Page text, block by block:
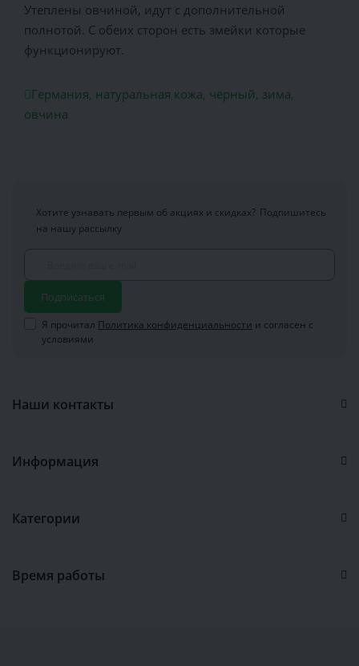
Утеплены овчиной, идут с дополнительной
полнотой. С обеих сторон есть змейки которые
функционируют.
Германия, натуральная кожа, чёрный, зима,
овчина
Хотите узнавать первым об акциях и скидках? Подпишитесь
на нашу рассылку
Подписаться
Я прочитал Политика конфиденциальности и согласен с
условиями
Наши контакты
Информация
Категории
Время работы